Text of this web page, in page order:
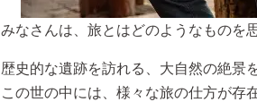
みなさんは、旅とはどのようなものを
歴史的な遺跡を訪れる、大自然の絶景
この世の中には、様々な旅の仕方が存